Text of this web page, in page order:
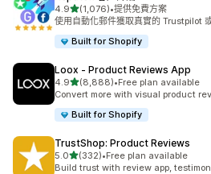
4.9滿分 5 顆星
(1,076)
共有 1076 則評價
•提供免費方案
使用自動化郵件獲取真實的 Trustpilot
Built for Shopify
Loox ‑ Product Reviews App
4.9滿分 5 顆星
(8,888)
共有 8888 則評價
•Free plan available
Convert more with visual product
Built for Shopify
TrustShop: Product Reviews
5.0滿分 5 顆星
(332)
共有 332 則評價
•Free plan available
Build trust with review app,